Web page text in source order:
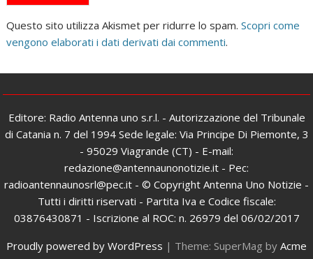
Questo sito utilizza Akismet per ridurre lo spam.Scopri come
vengono elaborati i dati derivati dai commenti.
Editore: Radio Antenna uno s.r.l. - Autorizzazione del Tribunale
di Catania n. 7 del 1994 Sede legale: Via Principe Di Piemonte, 3
- 95029 Viagrande (CT) - E-mail:
redazione@antennaunonotizie.it - Pec:
radioantennaunosrl@pec.it - © Copyright Antenna Uno Notizie -
Tutti i diritti riservati - Partita Iva e Codice fiscale:
03876430871 - Iscrizione al ROC: n. 26979 del 06/02/2017
Proudly powered by WordPress | Theme: SuperMag by Acme